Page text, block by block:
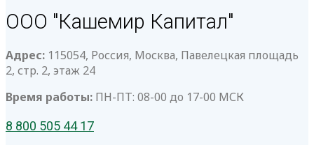
ООО "Кашемир Капитал"
Адрес: 115054, Россия, Москва, Павелецкая площадь
2, стр. 2, этаж 24
Время работы: ПН-ПТ: 08-00 до 17-00 МСК
8 800 505 44 17